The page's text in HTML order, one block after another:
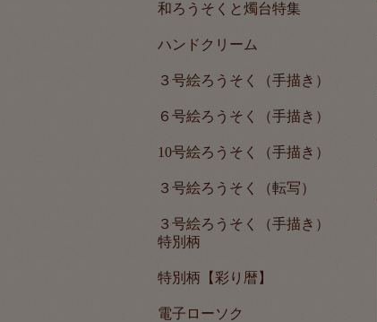
和ろうそくと燭台特集
ハンドクリーム
３号絵ろうそく（手描き）
６号絵ろうそく（手描き）
10号絵ろうそく（手描き）
３号絵ろうそく（転写）
３号絵ろうそく（手描き）
特別柄
特別柄【彩り暦】
電子ローソク